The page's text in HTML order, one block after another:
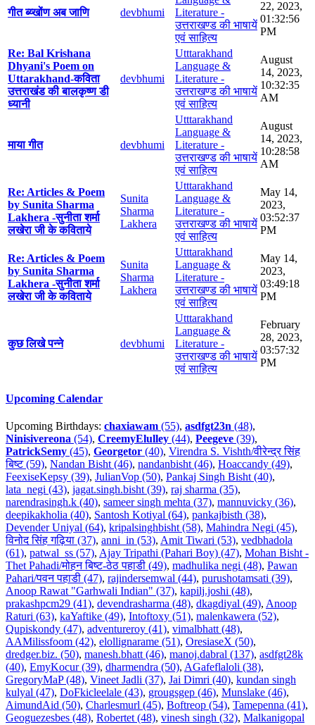
गीत ब्य्खोंण अब जाणि devbhumi
Literature -
उत्तराखण्ड की भाषायें
एवं साहित्य
22, 2023,
01:32:56
PM
Re: Bal Krishana
Dhyani's Poem on
Uttarakhand-कविता
उत्तराखंड की बालकृष्ण डी
ध्यानी
devbhumi
Utttarakhand
Language &
Literature -
उत्तराखण्ड की भाषायें
एवं साहित्य
August
14, 2023,
10:32:35
AM
माया गीत devbhumi
Utttarakhand
Language &
Literature -
उत्तराखण्ड की भाषायें
एवं साहित्य
August
14, 2023,
10:28:58
AM
Re: Articles & Poem
by Sunita Sharma
Lakhera -सुनीता शर्मा
लखेरा जी के कविताये
Sunita
Sharma
Lakhera
Utttarakhand
Language &
Literature -
उत्तराखण्ड की भाषायें
एवं साहित्य
May 14,
2023,
03:52:37
PM
Re: Articles & Poem
by Sunita Sharma
Lakhera -सुनीता शर्मा
लखेरा जी के कविताये
Sunita
Sharma
Lakhera
Utttarakhand
Language &
Literature -
उत्तराखण्ड की भाषायें
एवं साहित्य
May 14,
2023,
03:49:18
PM
कुछ लिखे पन्ने devbhumi
Utttarakhand
Language &
Literature -
उत्तराखण्ड की भाषायें
एवं साहित्य
February
28, 2023,
03:57:32
PM
Upcoming Calendar
Upcoming Birthdays: chaxiawam (55), asdfgt23n (48),
Ninisivereona (54), CreemyElulley (44), Peegeve (39),
PatrickSemy (45), Georgetor (40), Virendra S. Vishth/वीरेन्द्र सिंह
बिष्ट (59), Nandan Bisht (46), nandanbisht (46), Hoaccandy (49),
FeexiseKepsy (39), JulianVop (50), Pankaj Singh Bisht (40),
lata_negi (43), jagat.singh.bisht (39), raj sharma (35),
narendrasingh.k (40), sameer singh mehta (37), mannuvicky (36),
deepikakholia (40), Santosh Kotiyal (64), pankajbisth (38),
Devender Uniyal (64), kripalsinghbisht (58), Mahindra Negi (45),
विनोद सिंह गढ़िया (37), anni_in (53), Amit Tiwari (53), vedbhadola
(61), patwal_ss (57), Ajay Tripathi (Pahari Boy) (47), Mohan Bisht -
Thet Pahadi/मोहन बिष्ट-ठेठ पहाडी (49), madhulika negi (48), Pawan
Pahari/पवन पहाडी (47), rajindersemwal (44), purushotamsati (39),
Anoop Rawat "Garhwali Indian" (37), kapilj.joshi (48),
prakashpcm29 (41), devendrasharma (48), dkagdiyal (49), Anoop
Raturi (63), kaYaftike (49), Intoftoxy (51), malenkawera (52),
Qupiskondy (47), adventureroy (41), vimalbhatt (48),
AAMilissfoom (42), elollignarame (51), OresiaseX (50),
dredger.biz. (50), manesh.bhatt (46), manoj.dabral (137), asdfgt28k
(40), EmyKocur (39), dharmendra (50), AGafeflaloli (38),
GregoryMaP (48), Vineet Jadli (37), Jai Dimri (40), kundan singh
kulyal (47), DoFkicleelale (43), grougsgep (46), Munslake (46),
AimundAid (50), Charlesmurl (45), Boftreop (54), Tamepenna (41),
Geoguezesbes (48), Robertet (48), vinesh singh (32), Malkanigopal